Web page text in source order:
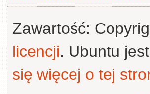
Zawartość:
licencji. Ubuntu jest
się więcej o tej